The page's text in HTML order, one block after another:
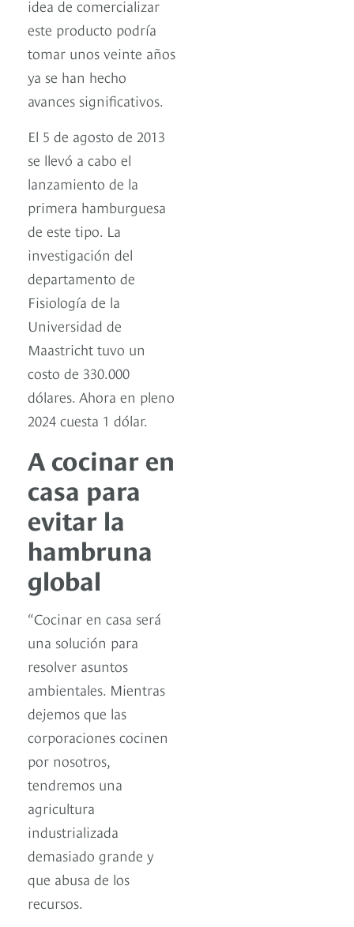
idea de comercializar
este producto podría
tomar unos veinte años
ya se han hecho
avances significativos.
El 5 de agosto de 2013
se llevó a cabo el
lanzamiento de la
primera hamburguesa
de este tipo. La
investigación del
departamento de
Fisiología de la
Universidad de
Maastricht tuvo un
costo de 330.000
dólares. Ahora en pleno
2024 cuesta 1 dólar.
A cocinar en
casa para
evitar la
hambruna
global
“Cocinar en casa será
una solución para
resolver asuntos
ambientales. Mientras
dejemos que las
corporaciones cocinen
por nosotros,
tendremos una
agricultura
industrializada
demasiado grande y
que abusa de los
recursos.